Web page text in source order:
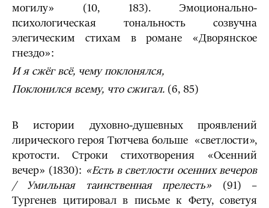
могилу» (10, 183). Эмоционально-
психологическая тональность созвучна
элегическим стихам в романе «Дворянское
гнездо»:
И я сжёг всё, чему поклонялся,
Поклонился всему, что сжигал. (6, 85)
В истории духовно-душевных проявлений
лирического героя Тютчева больше «светлости»,
кротости. Строки стихотворения «Осенний
вечер» (1830): «Есть в светлости осенних вечеров
/ Умильная таинственная прелесть» (91) –
Тургенев цитировал в письме к Фету, советуя